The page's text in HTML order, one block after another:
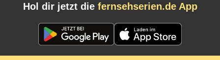
Hol dir jetzt die fernsehserien.de App